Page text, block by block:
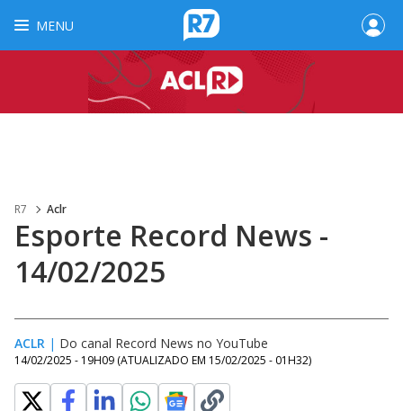
MENU
R7 Aclr
Esporte Record News -
14/02/2025
ACLR | Do canal Record News no YouTube
14/02/2025 - 19H09 (ATUALIZADO EM 15/02/2025 - 01H32)